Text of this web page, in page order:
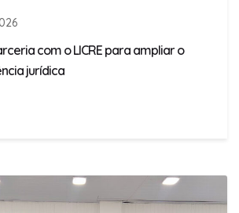
com o LICRE para ampliar o
jurídica